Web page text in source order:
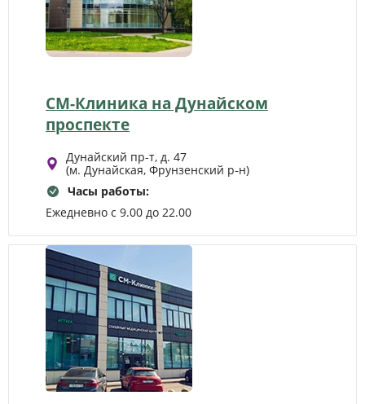
СМ-Клиника на Дунайском
проспекте
Дунайский пр-т, д. 47
(м. Дунайская, Фрунзенский р‑н)
Часы работы:
Ежедневно с 9.00 до 22.00